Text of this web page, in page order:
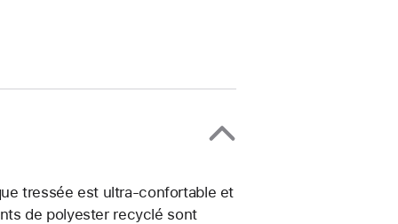
tressée est ultra-confortable et
de polyester recyclé sont